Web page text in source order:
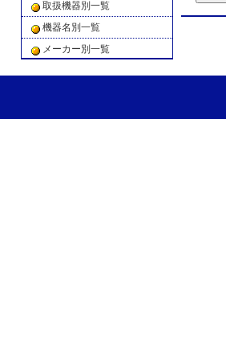
取扱機器別一覧
機器名別一覧
メーカー別一覧